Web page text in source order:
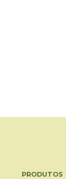
PRODUTOS